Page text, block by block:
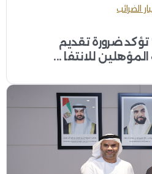
الضرائب
تؤكد ضرورة تقديم
للانتفا ...